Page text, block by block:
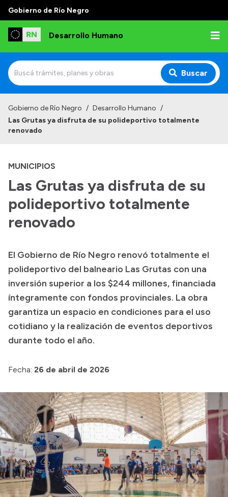
Gobierno de Río Negro
Desarrollo Humano
Buscar
Institucional
Autoridades
Delegaciones
Normativa
Presupuesto
Boletín Oficial
Compras y licitaciones
Consulta de expedientes
Consulta de pago a proveedores
Convocatorias
Gobierno de Río Negro / Desarrollo Humano /
Las Grutas ya disfruta de su polideportivo totalmente
renovado
MUNICIPIOS
Las Grutas ya disfruta de su
polideportivo totalmente
renovado
El Gobierno de Río Negro renovó totalmente el
polideportivo del balneario Las Grutas con una
inversión superior a los $244 millones, financiada
íntegramente con fondos provinciales. La obra
garantiza un espacio en condiciones para el uso
cotidiano y la realización de eventos deportivos
durante todo el año.
Fecha: 26 de abril de 2026